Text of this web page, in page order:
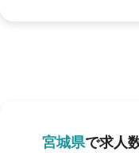
宮城県で求人